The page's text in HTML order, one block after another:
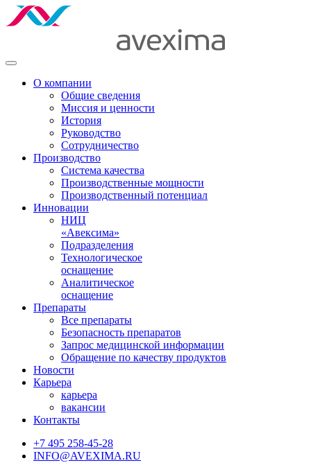
О компании
Общие сведения
Миссия и ценности
История
Руководство
Сотрудничество
Производство
Система качества
Производственные мощности
Производственный потенциал
Инновации
НИЦ
«Авексима»
Подразделения
Технологическое
оснащение
Аналитическое
оснащение
Препараты
Все препараты
Безопасность препаратов
Запрос медицинской информации
Обращение по качеству продуктов
Новости
Карьера
карьера
вакансии
Контакты
+7 495 258-45-28
INFO@AVEXIMA.RU